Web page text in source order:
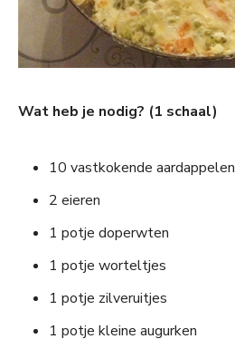
Wat heb je nodig? (1 schaal)
10 vastkokende aardappelen
2 eieren
1 potje doperwten
1 potje worteltjes
1 potje zilveruitjes
1 potje kleine augurken